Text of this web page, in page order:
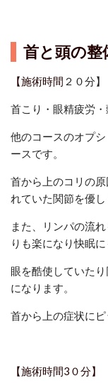
首と頭の整
【施術時間 ２０分
首こり・眼精疲労・
他のコースのオプ
ースです。
首から上のコリの
れていた関節を優し
また、リンパの流
りも楽になり快眠に
眼を酷使していた
になります。
首から上の症状に
【施術時間3０分